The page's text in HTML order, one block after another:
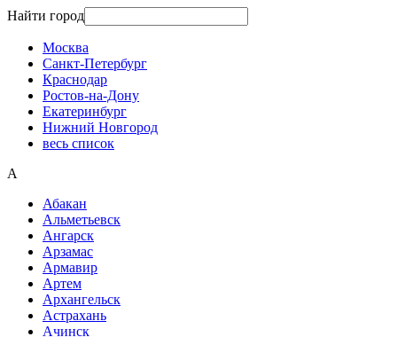
Найти город
Москва
Санкт-Петербург
Краснодар
Ростов-на-Дону
Екатеринбург
Нижний Новгород
весь список
А
Абакан
Альметьевск
Ангарск
Арзамас
Армавир
Артем
Архангельск
Астрахань
Ачинск